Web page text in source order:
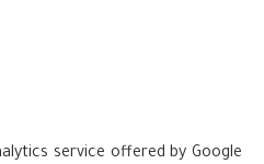
service offered by Google